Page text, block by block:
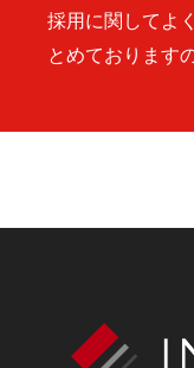
採用に関してよ
とめております